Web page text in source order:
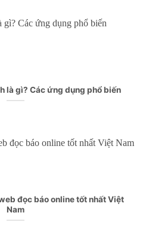
là gì? Các ứng dụng phổ biến
đọc báo online tốt nhất Việt
Nam